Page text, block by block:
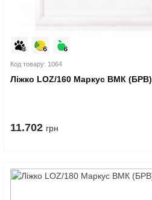
Код товару: 1064
Ліжко LOZ/160 Маркус ВМК (БРВ)
11.702 грн